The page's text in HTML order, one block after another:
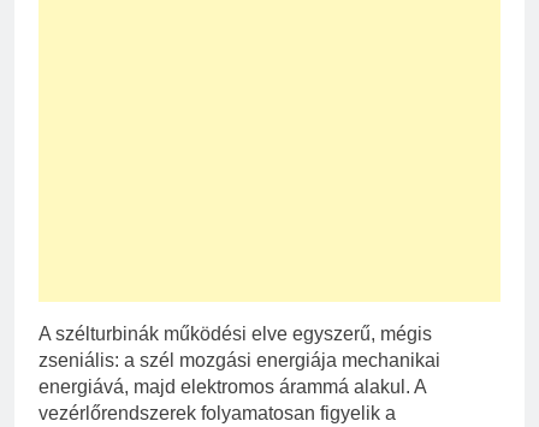
A szélturbinák működési elve egyszerű, mégis
zseniális: a szél mozgási energiája mechanikai
energiává, majd elektromos árammá alakul. A
vezérlőrendszerek folyamatosan figyelik a